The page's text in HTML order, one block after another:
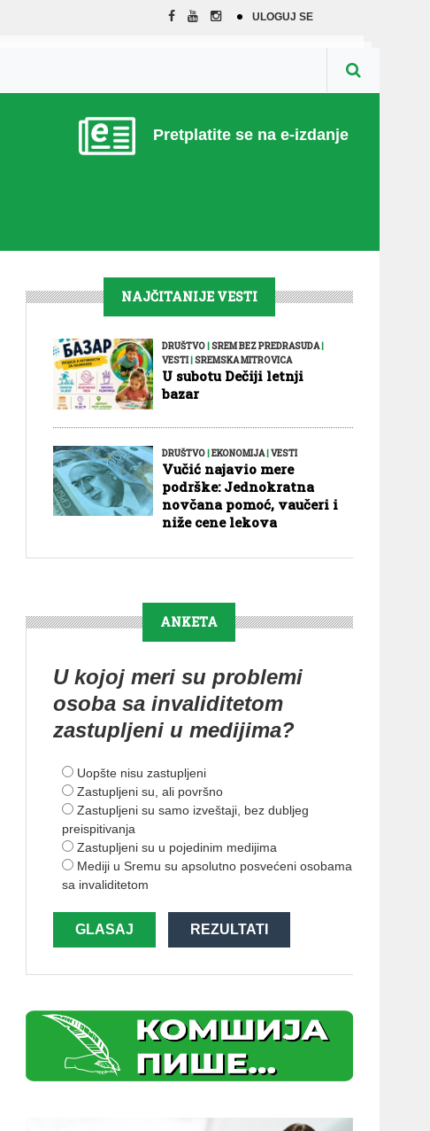
ULOGUJ SE
Pretplatite se na e-izdanje
NAJČITANIJE VESTI
DRUŠTVO|SREM BEZ PREDRASUDA|
VESTI|SREMSKA MITROVICA
U subotu Dečiji letnji
bazar
DRUŠTVO|EKONOMIJA|VESTI
Vučić najavio mere
podrške: Jednokratna
novčana pomoć, vaučeri i
niže cene lekova
ANKETA
U kojoj meri su problemi
osoba sa invaliditetom
zastupljeni u medijima?
Uopšte nisu zastupljeni
Zastupljeni su, ali površno
Zastupljeni su samo izveštaji, bez dubljeg
preispitivanja
Zastupljeni su u pojedinim medijima
Mediji u Sremu su apsolutno posvećeni osobama
sa invaliditetom
GLASAJ REZULTATI